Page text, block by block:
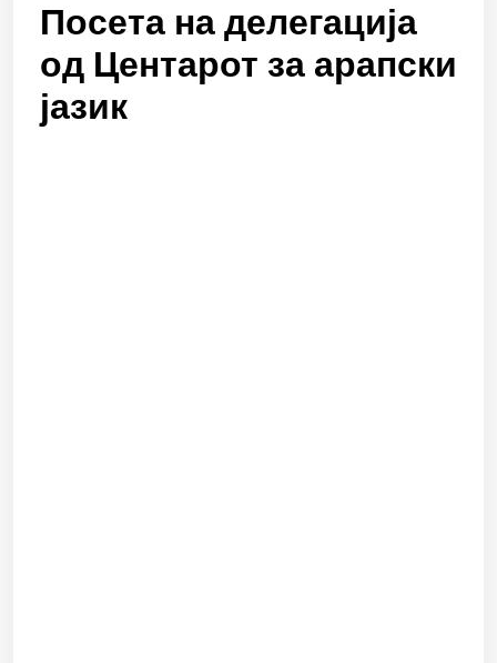
Посета на делегација
од Центарот за арапски
јазик